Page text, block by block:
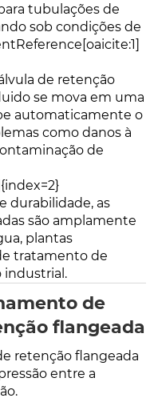
tubulações de
sob condições de
de retenção
se mova em uma
automaticamente o
como danos à
de
durabilidade, as
são amplamente
plantas
tratamento de
industrial.
de
flangeada
retenção flangeada
entre a